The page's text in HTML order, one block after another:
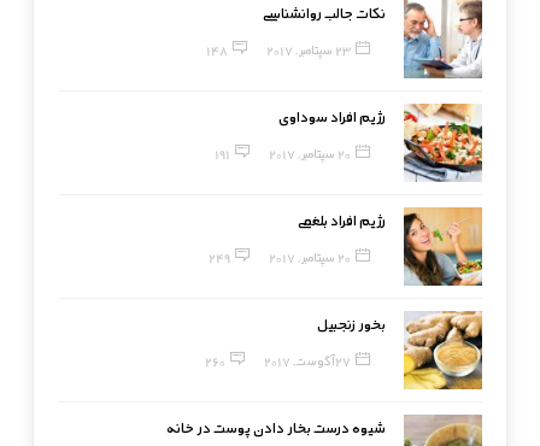
نکات جالب روانشناسی
23 سپتامبر, 2017 148
رژیم افراد سوداوی
20 سپتامبر, 2017 191
رژیم افراد بلغمی
20 سپتامبر, 2017 249
بخور زنجبیل
27 آگوست, 2017 260
شیوه درست بخار دادن پوست در خانه